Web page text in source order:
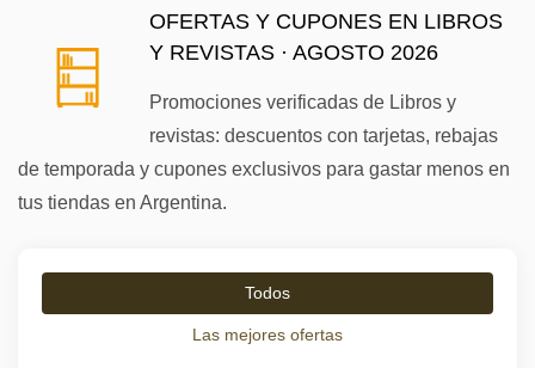
OFERTAS Y CUPONES EN LIBROS
Y REVISTAS · AGOSTO 2026
Promociones verificadas de Libros y
revistas: descuentos con tarjetas, rebajas
de temporada y cupones exclusivos para gastar menos en
tus tiendas en Argentina.
Todos
Las mejores ofertas